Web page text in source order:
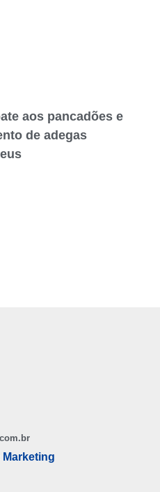
aos pancadões e
de adegas